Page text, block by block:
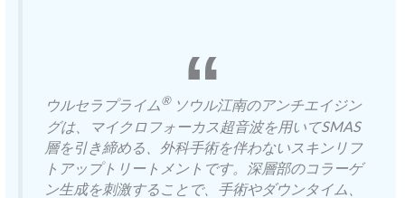
ウルセラプライム®ソウル江南のアンチエイジン
グは、マイクロフォーカス超音波を用いてSMAS
層を引き締める、外科手術を伴わないスキンリフ
トアップトリートメントです。深層部のコラーゲ
ン生成を刺激することで、手術やダウンタイム、